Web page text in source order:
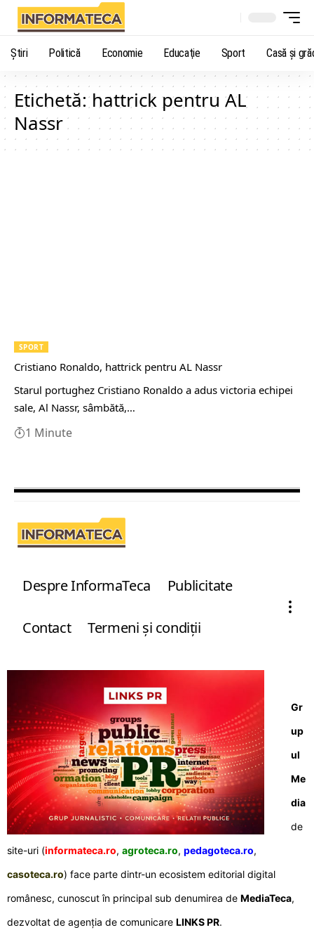
Știri Politică Economie Educaţie Sport Casă şi
Etichetă:hattrick pentru AL
Nassr
SPORT
Cristiano Ronaldo, hattrick pentru AL Nassr
Starul portughez Cristiano Ronaldo a adus victoria echipei
sale, Al Nassr, sâmbătă,…
1 Minute
Despre InformaTeca Publicitate
Contact Termeni şi condiţii
Gr
up
ul
Me
dia
de
site-uri (informateca.ro, agroteca.ro, pedagoteca.ro,
casoteca.ro) face parte dintr-un ecosistem editorial digital
românesc, cunoscut în principal sub denumirea de MediaTeca,
dezvoltat de agenția de comunicare LINKS PR.